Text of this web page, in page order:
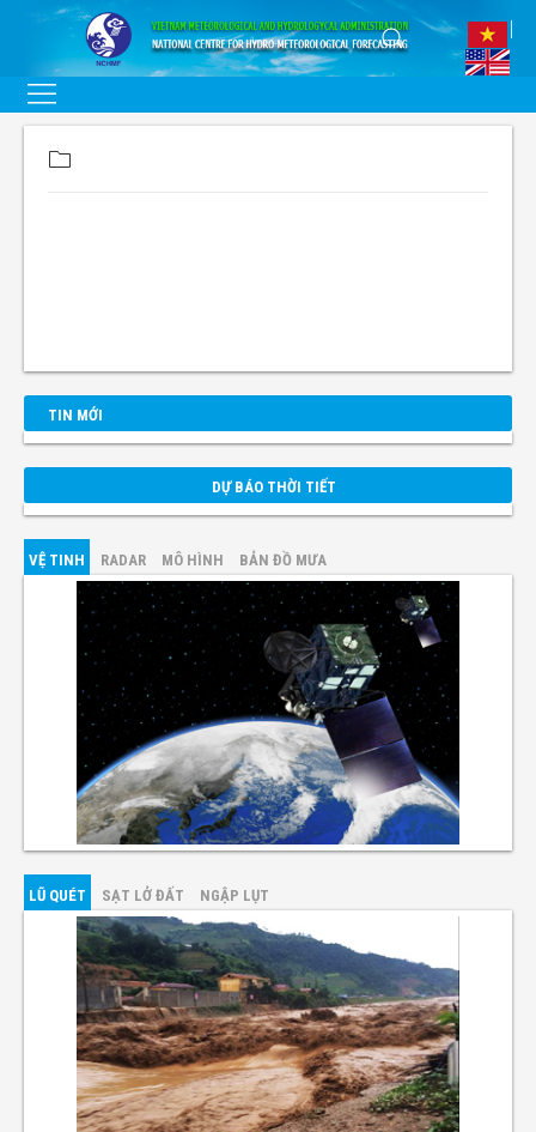
TIN MỚI
DỰ BÁO THỜI TIẾT
VỆ TINH RADAR MÔ HÌNH BẢN ĐỒ MƯA
LŨ QUÉT SẠT LỞ ĐẤT NGẬP LỤT